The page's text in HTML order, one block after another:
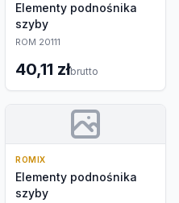
Elementy podnośnika
szyby
ROM 20111
40,11 złbrutto
ROMIX
Elementy podnośnika
szyby